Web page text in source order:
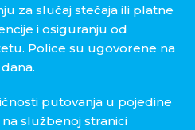
za slučaj stečaja ili platne
i osiguranju od
Police su ugovorene na
putovanja u pojedine
službenoj stranici